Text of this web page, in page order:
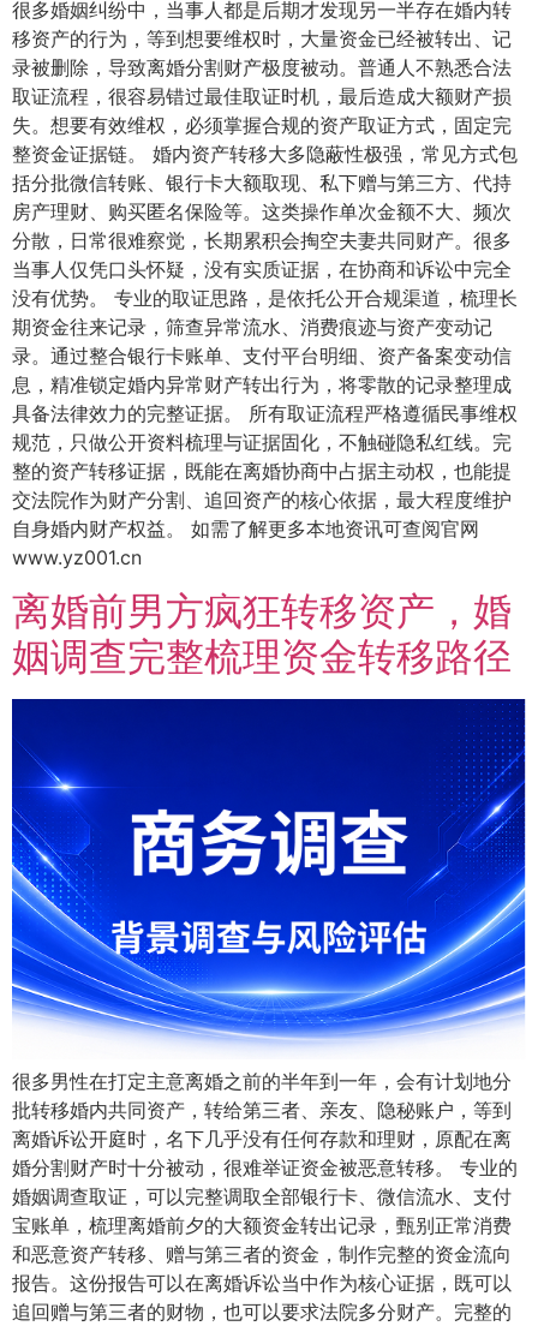
很多婚姻纠纷中，当事人都是后期才发现另一半存在婚内转
移资产的行为，等到想要维权时，大量资金已经被转出、记
录被删除，导致离婚分割财产极度被动。普通人不熟悉合法
取证流程，很容易错过最佳取证时机，最后造成大额财产损
失。想要有效维权，必须掌握合规的资产取证方式，固定完
整资金证据链。 婚内资产转移大多隐蔽性极强，常见方式包
括分批微信转账、银行卡大额取现、私下赠与第三方、代持
房产理财、购买匿名保险等。这类操作单次金额不大、频次
分散，日常很难察觉，长期累积会掏空夫妻共同财产。很多
当事人仅凭口头怀疑，没有实质证据，在协商和诉讼中完全
没有优势。 专业的取证思路，是依托公开合规渠道，梳理长
期资金往来记录，筛查异常流水、消费痕迹与资产变动记
录。通过整合银行卡账单、支付平台明细、资产备案变动信
息，精准锁定婚内异常财产转出行为，将零散的记录整理成
具备法律效力的完整证据。 所有取证流程严格遵循民事维权
规范，只做公开资料梳理与证据固化，不触碰隐私红线。完
整的资产转移证据，既能在离婚协商中占据主动权，也能提
交法院作为财产分割、追回资产的核心依据，最大程度维护
自身婚内财产权益。 如需了解更多本地资讯可查阅官网
www.yz001.cn
离婚前男方疯狂转移资产，婚
姻调查完整梳理资金转移路径
很多男性在打定主意离婚之前的半年到一年，会有计划地分
批转移婚内共同资产，转给第三者、亲友、隐秘账户，等到
离婚诉讼开庭时，名下几乎没有任何存款和理财，原配在离
婚分割财产时十分被动，很难举证资金被恶意转移。 专业的
婚姻调查取证，可以完整调取全部银行卡、微信流水、支付
宝账单，梳理离婚前夕的大额资金转出记录，甄别正常消费
和恶意资产转移、赠与第三者的资金，制作完整的资金流向
报告。这份报告可以在离婚诉讼当中作为核心证据，既可以
追回赠与第三者的财物，也可以要求法院多分财产。完整的